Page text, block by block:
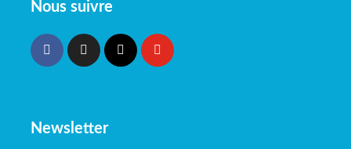
Nous suivre
Newsletter